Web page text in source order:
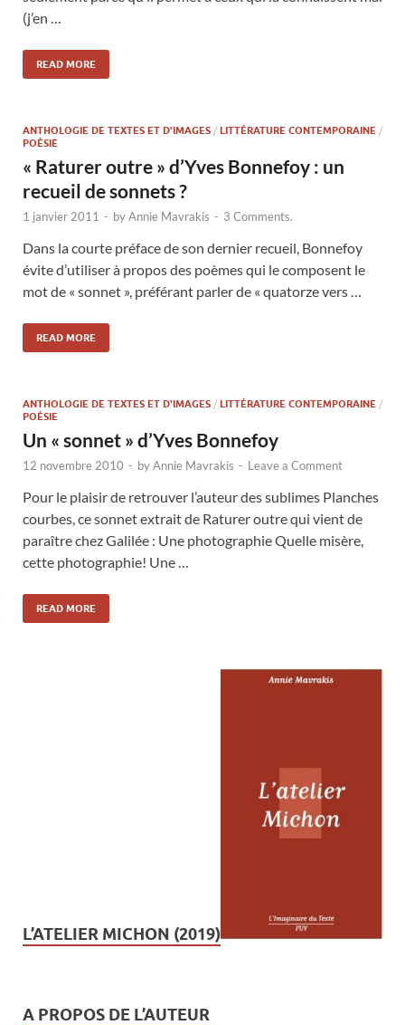
(j’en …
READ MORE
ANTHOLOGIE DE TEXTES ET D'IMAGES / LITTÉRATURE CONTEMPORAINE /
POÉSIE
« Raturer outre » d’Yves Bonnefoy : un
recueil de sonnets ?
1 janvier 2011 - byAnnie Mavrakis - 3 Comments.
Dans la courte préface de son dernier recueil, Bonnefoy
évite d’utiliser à propos des poèmes qui le composent le
mot de « sonnet », préférant parler de « quatorze vers …
READ MORE
ANTHOLOGIE DE TEXTES ET D'IMAGES / LITTÉRATURE CONTEMPORAINE /
POÉSIE
Un « sonnet » d’Yves Bonnefoy
12 novembre 2010 - byAnnie Mavrakis - Leave a Comment
Pour le plaisir de retrouver l’auteur des sublimes Planches
courbes, ce sonnet extrait de Raturer outre qui vient de
paraître chez Galilée : Une photographie Quelle misère,
cette photographie! Une …
READ MORE
L’ATELIER MICHON (2019)
A PROPOS DE L’AUTEUR